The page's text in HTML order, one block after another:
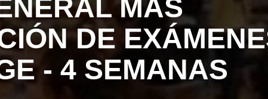
MÁS
DE
- 4 SEMANAS